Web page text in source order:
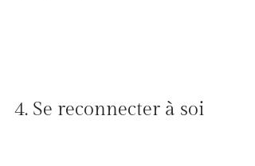
4. Se reconnecter à soi